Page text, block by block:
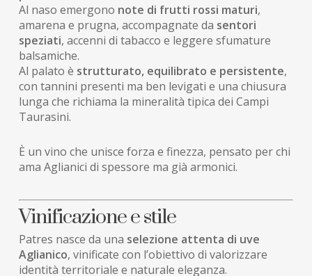
Al naso emergono note di frutti rossi maturi,
amarena e prugna, accompagnate da sentori
speziati, accenni di tabacco e leggere sfumature
balsamiche.
Al palato è strutturato, equilibrato e persistente,
con tannini presenti ma ben levigati e una chiusura
lunga che richiama la mineralità tipica dei Campi
Taurasini.
È un vino che unisce forza e finezza, pensato per chi
ama Aglianici di spessore ma già armonici.
Vinificazione e stile
Patres nasce da una selezione attenta di uve
Aglianico, vinificate con l’obiettivo di valorizzare
identità territoriale e naturale eleganza.